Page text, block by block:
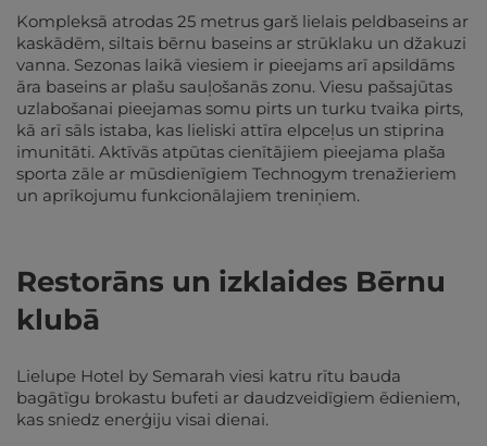
Kompleksā atrodas 25 metrus garš lielais peldbaseins ar
kaskādēm, siltais bērnu baseins ar strūklaku un džakuzi
vanna. Sezonas laikā viesiem ir pieejams arī apsildāms
āra baseins ar plašu sauļošanās zonu. Viesu pašsajūtas
uzlabošanai pieejamas somu pirts un turku tvaika pirts,
kā arī sāls istaba, kas lieliski attīra elpceļus un stiprina
imunitāti. Aktīvās atpūtas cienītājiem pieejama plaša
sporta zāle ar mūsdienīgiem Technogym trenažieriem
un aprīkojumu funkcionālajiem treniņiem.
Restorāns un izklaides Bērnu
klubā
Lielupe Hotel by Semarah viesi katru rītu bauda
bagātīgu brokastu bufeti ar daudzveidīgiem ēdieniem,
kas sniedz enerģiju visai dienai.